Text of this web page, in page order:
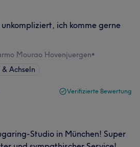
ich komme gerne
Mourao Hovenjuergen•
Achseln
Verifizierte Bewertung
Studio in München! Super